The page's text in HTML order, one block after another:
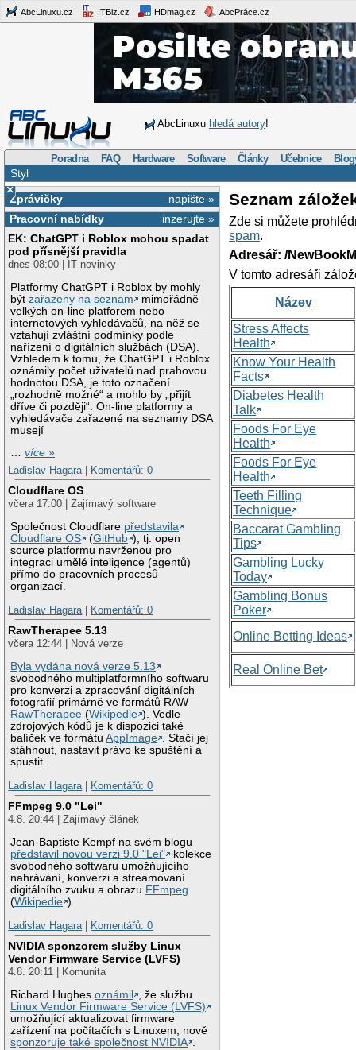
AbcLinuxu.cz ITBiz.cz HDmag.cz AbcPráce.cz
AbcLinuxu hledá autory!
Poradna FAQ Hardware Software Články Učebnice
Styl
×
napište »
Zprávičky
inzerujte »
Pracovní nabídky
EK: ChatGPT i Roblox mohou spadat
pod přísnější pravidla
dnes 08:00 | IT novinky
Platformy ChatGPT i Roblox by mohly
býtzařazeny na seznam
mimořádně
velkých on-line platforem nebo
internetových vyhledávačů, na něž se
vztahují zvláštní podmínky podle
nařízení o digitálních službách (DSA).
Vzhledem k tomu, že ChatGPT i Roblox
oznámily počet uživatelů nad prahovou
hodnotou DSA, je toto označení
„rozhodně možné“ a mohlo by „přijít
dříve či později“. On-line platformy a
vyhledávače zařazené na seznamy DSA
musejí
…více »
Ladislav Hagara
Komentářů: 0
Cloudflare OS
včera 17:00 | Zajímavý software
Společnost Cloudflare představila
Cloudflare OS
(GitHub ), tj. open
source platformu navrženou pro
integraci umělé inteligence (agentů)
přímo do pracovních procesů
organizací.
Ladislav Hagara
Komentářů: 0
RawTherapee 5.13
včera 12:44 | Nová verze
Byla vydána nová verze 5.13
svobodného multiplatformního softwaru
pro konverzi a zpracování digitálních
fotografií primárně ve formátů RAW
RawTherapee (Wikipedie ). Vedle
zdrojových kódů je k dispozici také
balíček ve formátuAppImage . Stačí jej
stáhnout, nastavit právo ke spuštění a
spustit.
Ladislav Hagara
Komentářů: 0
FFmpeg 9.0 "Lei"
4.8. 20:44 | Zajímavý článek
Jean-Baptiste Kempf na svém blogu
představil novou verzi 9.0 "Lei"
kolekce
svobodného softwaru umožňujícího
nahrávání, konverzi a streamovaní
digitálního zvuku a obrazu FFmpeg
(Wikipedie ).
Ladislav Hagara
Komentářů: 0
NVIDIA sponzorem služby Linux
Vendor Firmware Service (LVFS)
4.8. 20:11 | Komunita
Richard Hughesoznámil
, že službu
Linux Vendor Firmware Service (LVFS)
umožňující aktualizovat firmware
zařízení na počítačích s Linuxem, nově
sponzoruje také společnost NVIDIA .
Seznam
Zde si můžete
spam.
Adresář: /
V tomto adresáři
Název
Stress Affects
Health
Know Your Health
Facts
Diabetes Health
Talk
Foods For Eye
Health
Foods For Eye
Health
Teeth Filling
Technique
Baccarat Gambling
Tips
Gambling Lucky
Today
Gambling Bonus
Poker
Online Betting Ideas
Real Online Bet